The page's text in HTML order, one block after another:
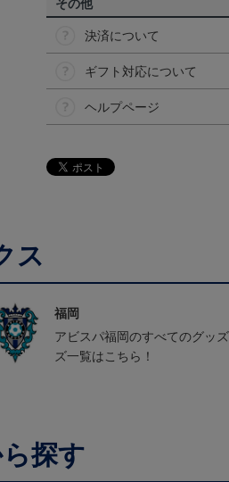
その他
決済について
ギフト対応について
ヘルプページ
ス
福岡
アビスパ福岡のすべてのグッ
ズ一覧はこちら！
探す